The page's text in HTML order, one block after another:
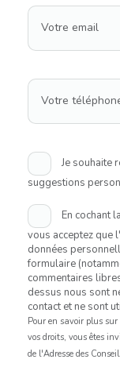
Votre email
Votre
Je souhaite
suggestions
En cochant
vous acceptez que
données
formulaire
commentaires
dessus nous sont
contact et ne sont
Pour en savoir plus sur
vos droits, vous êtes
de l'Adresse des